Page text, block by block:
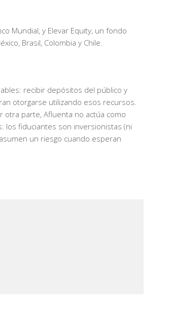
Mundial, y Elevar Equity, un fondo
Brasil, Colombia y Chile.
recibir depósitos del público y
otorgarse utilizando esos recursos.
otra parte, Afluenta no actúa como
los fiduciantes son inversionistas (ni
un riesgo cuando esperan